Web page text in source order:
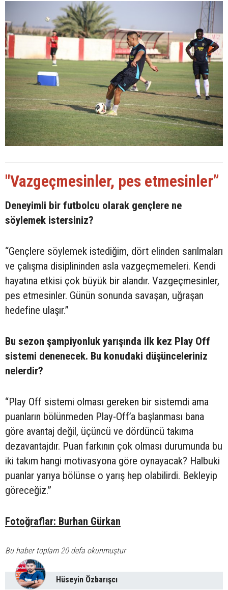
"Vazgeçmesinler, pes etmesinler”
Deneyimli bir futbolcu olarak gençlere ne
söylemek istersiniz?
“Gençlere söylemek istediğim, dört elinden sarılmaları
ve çalışma disiplininden asla vazgeçmemeleri. Kendi
hayatına etkisi çok büyük bir alandır. Vazgeçmesinler,
pes etmesinler. Günün sonunda savaşan, uğraşan
hedefine ulaşır.”
Bu sezon şampiyonluk yarışında ilk kez Play Off
sistemi denenecek. Bu konudaki düşünceleriniz
nelerdir?
“Play Off sistemi olması gereken bir sistemdi ama
puanların bölünmeden Play-Off’a başlanması bana
göre avantaj değil, üçüncü ve dördüncü takıma
dezavantajdır. Puan farkının çok olması durumunda bu
iki takım hangi motivasyona göre oynayacak? Halbuki
puanlar yarıya bölünse o yarış hep olabilirdi. Bekleyip
göreceğiz.”
Fotoğraflar: Burhan Gürkan
Bu haber toplam 20 defa okunmuştur
Hüseyin Özbarışcı